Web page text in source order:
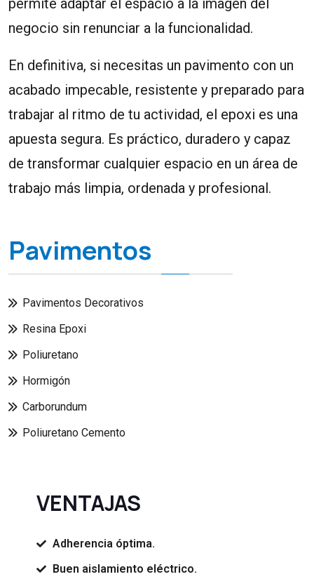
negocio sin renunciar a la funcionalidad.
En definitiva, si necesitas un pavimento con un
acabado impecable, resistente y preparado para
trabajar al ritmo de tu actividad, el epoxi es una
apuesta segura. Es práctico, duradero y capaz
de transformar cualquier espacio en un área de
trabajo más limpia, ordenada y profesional.
Pavimentos
Pavimentos Decorativos
Resina Epoxi
Poliuretano
Hormigón
Carborundum
Poliuretano Cemento
VENTAJAS
Adherencia óptima.
Buen aislamiento eléctrico.